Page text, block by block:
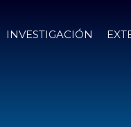
INVESTIGACIÓN